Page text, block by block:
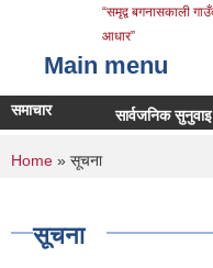
“समृद्व बगनासकाली
आधार”
Main menu
समाचार सार्वजनिक सुनुवाइ
You are here
Home » सूचना
सूचना